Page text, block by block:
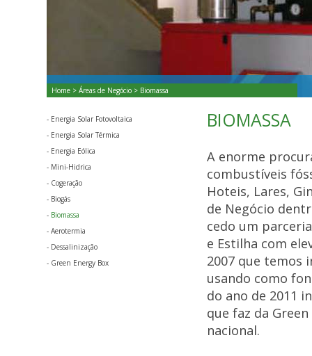
Home > Áreas de Negócio > Biomassa
- Energia Solar Fotovoltaica
- Energia Solar Térmica
- Energia Eólica
- Mini-Hidrica
- Cogeração
- Biogás
- Biomassa
- Aerotermia
- Dessalinização
- Green Energy Box
BIOMASSA
A enorme
combustíveis
Hoteis, Lares,
de Negócio
cedo um
e Estilha com
2007 que temos
usando como
do ano de 2011
que faz da
nacional.